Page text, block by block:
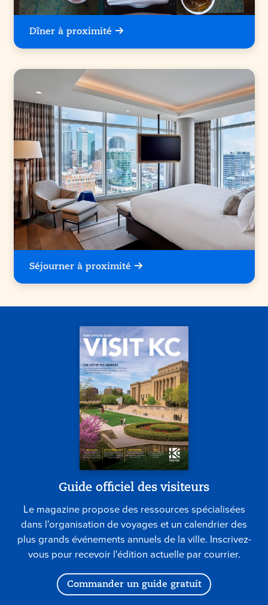
Dîner à proximité
Séjourner à proximité
Guide officiel des visiteurs
Le magazine propose des ressources spécialisées
dans l'organisation de voyages et un calendrier des
plus grands événements annuels de la ville. Inscrivez-
vous pour recevoir l'édition actuelle par courrier.
Commander un guide gratuit